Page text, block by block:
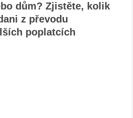
dům? Zjistěte, kolik
z převodu
poplatcích